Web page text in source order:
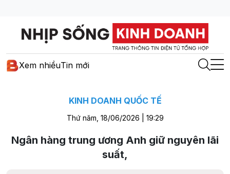
Xem nhiềuTin mới
KINH DOANH QUỐC TẾ
Thứ năm, 18/06/2026 | 19:29
Ngân hàng trung ương Anh giữ nguyên lãi
suất,